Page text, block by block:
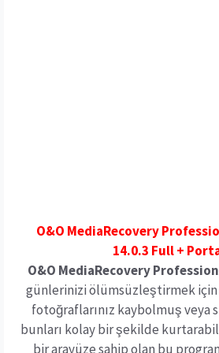
O&O MediaRecovery
14.0.3 Full +
O&O MediaRecovery
günlerinizi ölümsüzleştirmek
fotoğraflarınız kaybolmuş veya
bunları kolay bir şekilde
bir arayüze sahip olan bu